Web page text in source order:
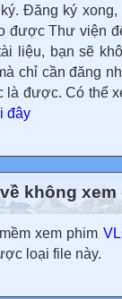
Đăng ký
được Thư viện
liệu, bạn sẽ
chỉ cần đăng
là được. Có thể
đây
không
xem phim
loại file này.